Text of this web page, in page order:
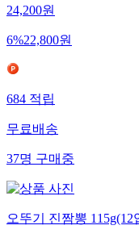
24,200원
6%22,800원
684적립
무료배송
37명구매중
오뚜기 진짬뽕 115g(12